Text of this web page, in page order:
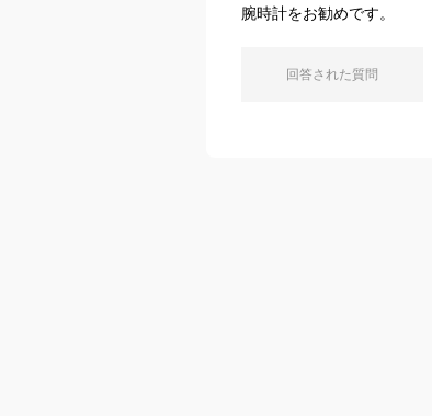
腕時計をお勧めです。
回答された質問